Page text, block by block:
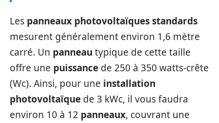
Les panneaux photovoltaïques standards
mesurent généralement environ 1,6 mètre
carré. Un panneau typique de cette taille
offre une puissance de 250 à 350 watts-crête
(Wc). Ainsi, pour une installation
photovoltaïque de 3 kWc, il vous faudra
environ 10 à 12 panneaux, couvrant une